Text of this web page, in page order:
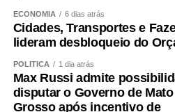
MATUTINO.pdf
5-31-01-2025-Tarde-
CAMPO EMEBC
4-31-01-2025-TARDE-
ECONOMIA 6 dias atrás
Cidades, Transportes e
lideram desbloqueio do
POLÍTICA 1 dia atrás
Max Russi admite
disputar o Governo de Mato
Grosso após incentivo de